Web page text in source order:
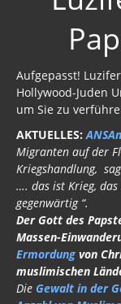
Aufgepasst!
Hollywood-Juden
um Sie zu
AKTUELLES:
Migranten auf der
Kriegshandlung,
…. das ist Krieg, das
gegenwärtig “.
Der Gott des
Massen-
Ermordungvon
muslimischen
DieGewalt in der
Anzahl von